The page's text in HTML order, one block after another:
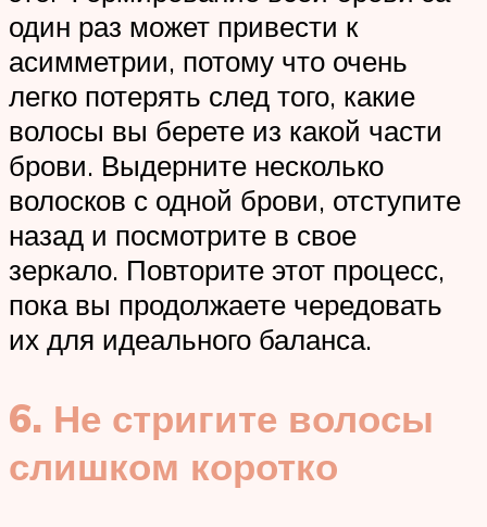
один раз может привести к
асимметрии, потому что очень
легко потерять след того, какие
волосы вы берете из какой части
брови. Выдерните несколько
волосков с одной брови, отступите
назад и посмотрите в свое
зеркало. Повторите этот процесс,
пока вы продолжаете чередовать
их для идеального баланса.
6. Не стригите волосы
слишком коротко